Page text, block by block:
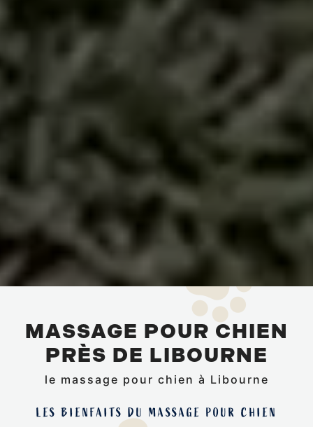
MASSAGE POUR CHIEN
PRÈS DE LIBOURNE
le massage pour chien à Libourne
LES BIENFAITS DU MASSAGE POUR CHIEN